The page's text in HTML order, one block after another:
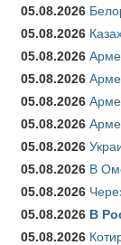
05.08.2026
05.08.2026
05.08.2026
05.08.2026
05.08.2026
05.08.2026
05.08.2026
05.08.2026 В
05.08.2026
05.08.2026 В
05.08.2026